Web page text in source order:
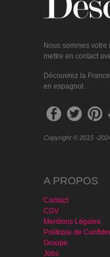
Nous sommes
mettre en contact
Découvrez la
en espagnol.
Copyright © 2015 -
A PROPOS
Contact
CGV
Mentions Légales
Politique de
Groupe
Jobs